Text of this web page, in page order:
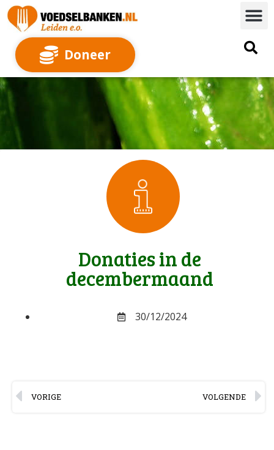
Doneer
Donaties in de
decembermaand
30/12/2024
VORIGE VOLGENDE